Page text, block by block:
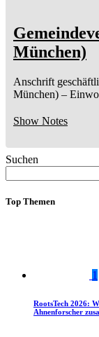
München)
Anschrift
München) –
Show Notes
Suchen
Top Themen
1
RootsTech 2026:
Ahnenforscher